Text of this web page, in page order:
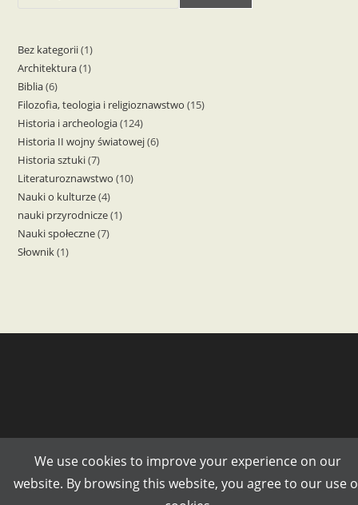
Bez kategorii 11
produkt
Architektura 11
Biblia 66
produktów
Filozofia, teologia i religioznawstwo 1515
Historia i archeologia 124124
produkty
Historia II wojny światowej 66
Historia sztuki 77
produktów
Literaturoznawstwo 1010
Nauki o kulturze 44
produkty
nauki przyrodnicze 11
Nauki społeczne 77
Słownik 11
Copyright 2007-2026 Wydawnictwo CHRONICON ©
We use cookies to improve your experience on our
website. By browsing this website, you agree to our use